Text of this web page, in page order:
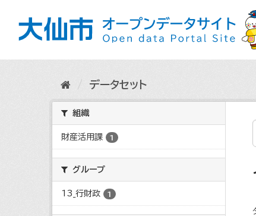
データセット
組織
財産活用課 1
グループ
13_行財政 1